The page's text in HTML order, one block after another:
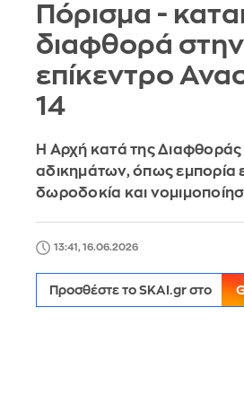
Πόρισμα -
διαφθορά
επίκεντρο
14
Η Αρχή κατά της Διαφθοράς
αδικημάτων, όπως εμπορία
δωροδοκία και
13:41, 16.06.2026
Προσθέστε το SKAI.gr στο